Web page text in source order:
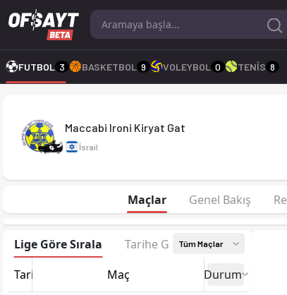
Maccabi Ironi Kiryat Gat 26-27 sezonu | Ulusal Lig'de
FUTBOL 3 BASKETBOL 9 VOLEYBOL 0 TENİS 8
Maccabi Ironi Kiryat Gat
İsrail
Maçlar Genel Bakış
Lige Göre Sırala Tarihe Göre Sırala
Tüm Maçlar
Tarih Maç Durum